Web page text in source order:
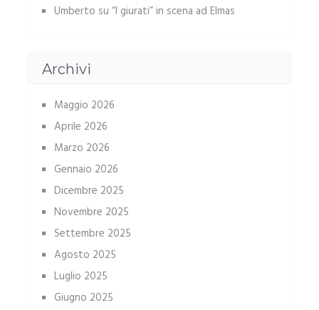
Umberto su “I giurati” in scena ad Elmas
Archivi
Maggio 2026
Aprile 2026
Marzo 2026
Gennaio 2026
Dicembre 2025
Novembre 2025
Settembre 2025
Agosto 2025
Luglio 2025
Giugno 2025